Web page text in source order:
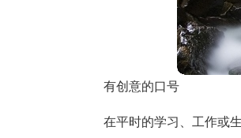
有创意的口号
在平时的学习、工作或